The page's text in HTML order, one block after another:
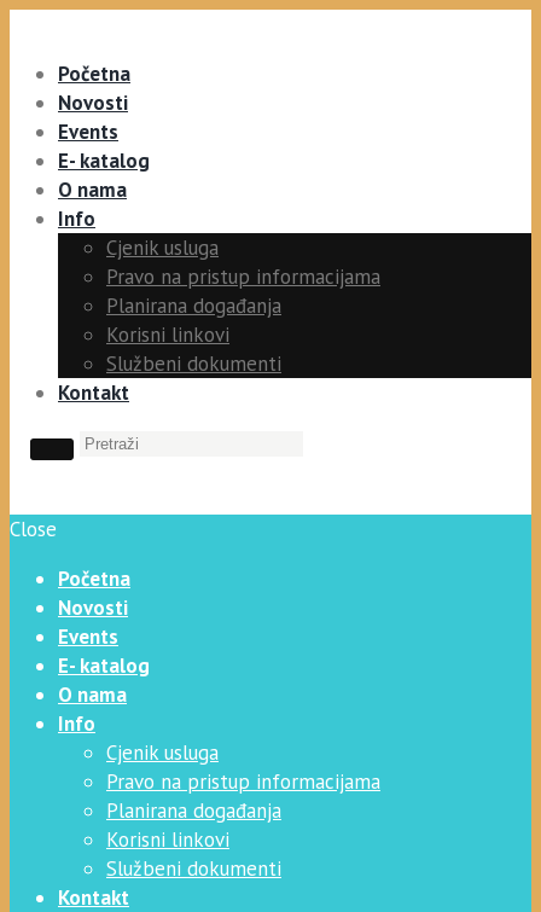
Početna
Novosti
Events
E- katalog
O nama
Info
Cjenik usluga
Pravo na pristup informacijama
Planirana događanja
Korisni linkovi
Službeni dokumenti
Kontakt
Close
Početna
Novosti
Events
E- katalog
O nama
Info
Cjenik usluga
Pravo na pristup informacijama
Planirana događanja
Korisni linkovi
Službeni dokumenti
Kontakt